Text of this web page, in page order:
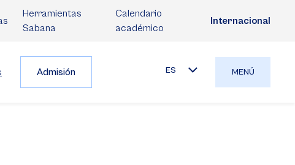
Herramientas
Sabana
Calendario
académico
Internacional
Admisión ES MENÚ